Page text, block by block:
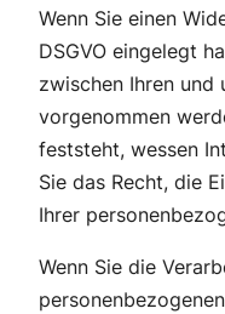
Wenn Sie einen
DSGVO eingelegt
zwischen Ihren und
vorgenommen
feststeht, wessen
Sie das Recht, die
Ihrer
Wenn Sie die